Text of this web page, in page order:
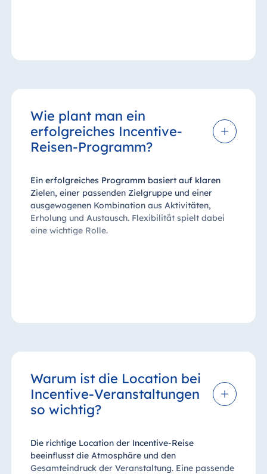
Wie plant man ein
erfolgreiches Incentive-
Reisen-Programm?
Ein erfolgreiches Programm basiert auf klaren
Zielen, einer passenden Zielgruppe und einer
ausgewogenen Kombination aus Aktivitäten,
Erholung und Austausch. Flexibilität spielt dabei
eine wichtige Rolle.
Warum ist die Location bei
Incentive-Veranstaltungen
so wichtig?
Die richtige Location der Incentive-Reise
beeinflusst die Atmosphäre und den
Gesamteindruck der Veranstaltung. Eine passende